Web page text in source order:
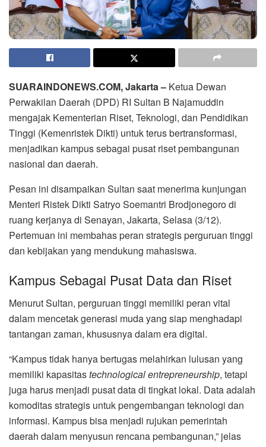
SUARAINDONEWS.COM, Jakarta – Ketua Dewan
Perwakilan Daerah (DPD) RI Sultan B Najamuddin
mengajak Kementerian Riset, Teknologi, dan Pendidikan
Tinggi (Kemenristek Dikti) untuk terus bertransformasi,
menjadikan kampus sebagai pusat riset pembangunan
nasional dan daerah.
Pesan ini disampaikan Sultan saat menerima kunjungan
Menteri Ristek Dikti Satryo Soemantri Brodjonegoro di
ruang kerjanya di Senayan, Jakarta, Selasa (3/12).
Pertemuan ini membahas peran strategis perguruan tinggi
dan kebijakan yang mendukung mahasiswa.
Kampus Sebagai Pusat Data dan Riset
Menurut Sultan, perguruan tinggi memiliki peran vital
dalam mencetak generasi muda yang siap menghadapi
tantangan zaman, khususnya dalam era digital.
“Kampus tidak hanya bertugas melahirkan lulusan yang
memiliki kapasitastechnological entrepreneurship, tetapi
juga harus menjadi pusat data di tingkat lokal. Data adalah
komoditas strategis untuk pengembangan teknologi dan
informasi. Kampus bisa menjadi rujukan pemerintah
daerah dalam menyusun rencana pembangunan,” jelas